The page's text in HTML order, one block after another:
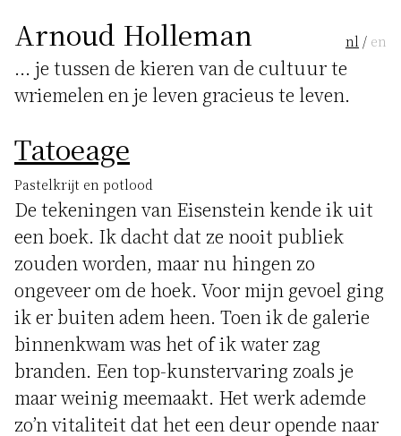
Arnoud Holleman
... je tussen de kieren van de cultuur te
wriemelen en je leven gracieus te leven.
nl / en
Tatoeage
Pastelkrijt en potlood
De tekeningen van Eisenstein kende ik uit
een boek. Ik dacht dat ze nooit publiek
zouden worden, maar nu hingen zo
ongeveer om de hoek. Voor mijn gevoel ging
ik er buiten adem heen. Toen ik de galerie
binnenkwam was het of ik water zag
branden. Een top-kunstervaring zoals je
maar weinig meemaakt. Het werk ademde
zo’n vitaliteit dat het een deur opende naar